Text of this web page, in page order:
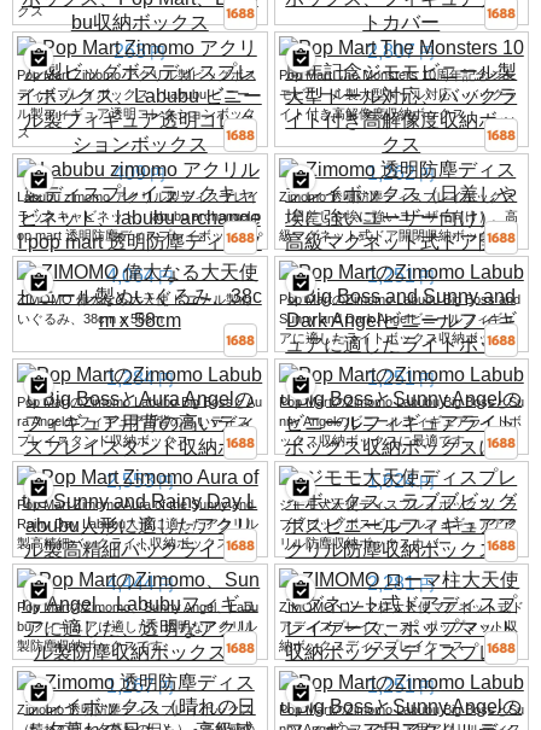
クス
263 円
Pop Mart Zimomo アクリル製ビッグボス
ディスプレイボックス、Labubu ビニー
ル製フィギュア透明コレクションボック
ス
2,807 円
Pop Mart The Monsters 10周年記念ジモ
モビニール製大型ドール対応、バックラ
イト付き高解像度収納ボックス
409 円
Labubu zimomo アクリル製ディスプレイ
ラックキャビネット、labubu archangel p
op mart 透明防塵ディスプレイボックス
1,262 円
Zimomo 透明防塵ディスプレイボックス
（日差しや埃に強いユーザー向け）、高
級マグネット式ドア開閉収納ボックス
4,064 円
ZIMOMO 偉大なる大天使 ビニール製ぬ
いぐるみ、38cm x 58cm
1,251 円
Pop MartのZimomo Labubu Big Boss and
Sunny and Dark Angelビニールフィギュ
アに適したライトボックス収納ボックス
1,284 円
Pop MartのZimomo Labubu Big BossとAu
ra Angelのフィギュア用背の高いディス
プレイスタンド収納ボックス
1,251 円
Pop MartのZimomo Labubu Big BossとSu
nny Angelのビニールフィギュアライトボ
ックス収納ボックスに最適です。
2,553 円
Pop Mart Zimomo Aura of the Sunny and
Rainy Day Labubu人形に適したアクリル
製高精細バックライト収納ボックス
1,624 円
ジモモ大天使ディスプレイボックス、ラ
ブブビッグボスビニールフィギュアアク
リル防塵収納ボックスカバー
4,444 円
Pop MartのZimomo、Sunny Angel、Labu
buフィギュアに適した、透明なアクリル
製防塵収納ボックスです。
2,281 円
ZIMOMO ローマ柱大天使マグネット式ド
アディスプレイケース、ポップマット収
納ボックスディスプレイケース
1,167 円
Zimomo 透明防塵ディスプレイボックス
1,251 円
Pop MartのZimomo Labubu Big BossとSu